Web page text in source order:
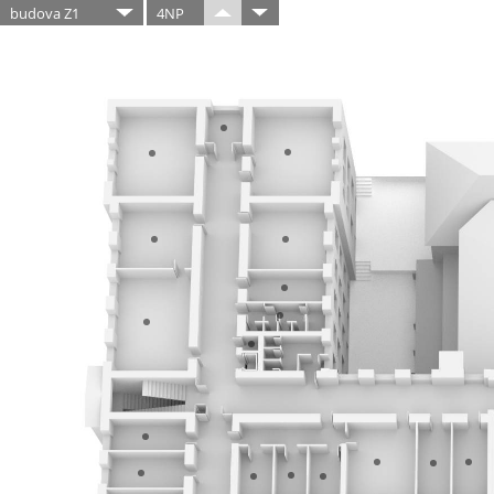
budova Z1 4NP